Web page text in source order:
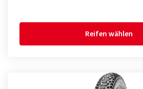
Reifen wählen